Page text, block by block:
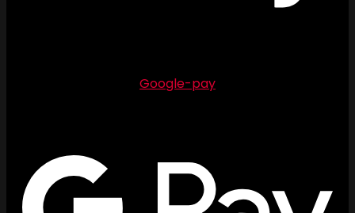
Google-pay